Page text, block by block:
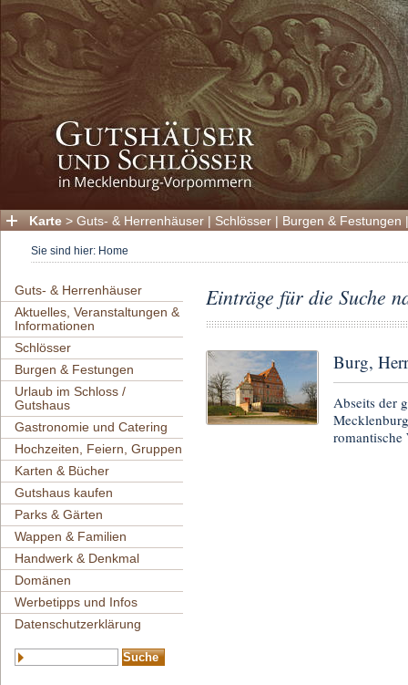
Karte > Guts- & Herrenhäuser | Schlösser | Burgen & Festungen
Sie sind hier: Home
Guts- & Herrenhäuser
Aktuelles, Veranstaltungen &
Informationen
Schlösser
Burgen & Festungen
Urlaub im Schloss /
Gutshaus
Gastronomie und Catering
Hochzeiten, Feiern, Gruppen
Karten & Bücher
Gutshaus kaufen
Parks & Gärten
Wappen & Familien
Handwerk & Denkmal
Domänen
Werbetipps und Infos
Datenschutzerklärung
Einträge für die Suche
Burg,
Abseits der
romantische